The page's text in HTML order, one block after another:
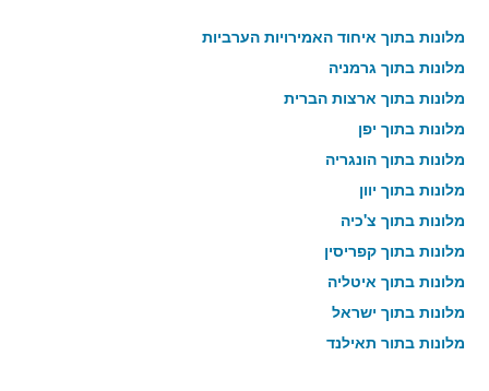
מלונות בתוך איחוד האמירויות הערביות
מלונות בתוך גרמניה
מלונות בתוך ארצות הברית
מלונות בתוך יפן
מלונות בתוך הונגריה
מלונות בתוך יוון
מלונות בתוך צ'כיה
מלונות בתוך קפריסין
מלונות בתוך איטליה
מלונות בתוך ישראל
מלונות בתוך תאילנד